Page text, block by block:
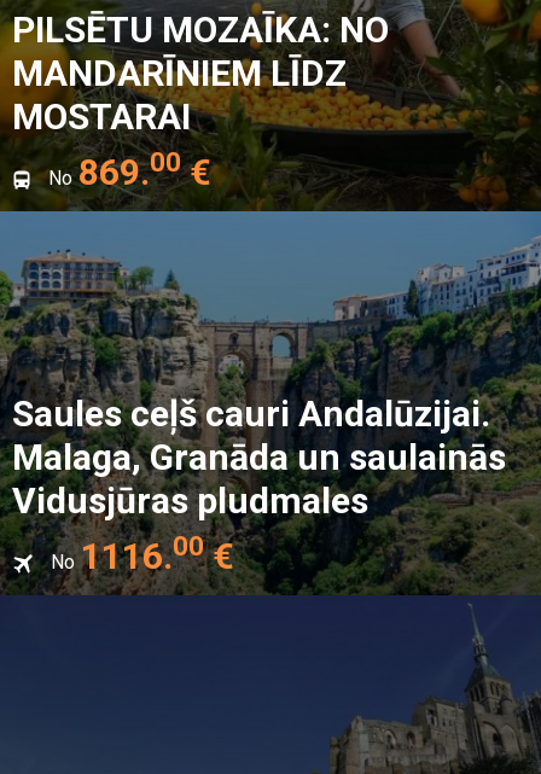
PILSĒTU MOZAĪKA: NO
MANDARĪNIEM LĪDZ
MOSTARAI
No 869.00€
Saules ceļš cauri Andalūzijai.
Malaga, Granāda un saulainās
Vidusjūras pludmales
No 1116.00€